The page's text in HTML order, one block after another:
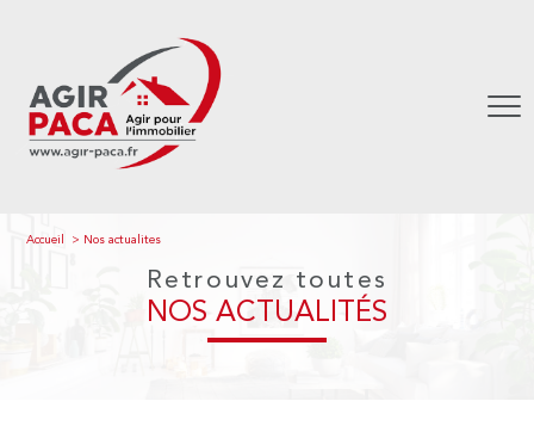
Accueil Nos actualites
Retrouvez toutes
NOS ACTUALITÉS